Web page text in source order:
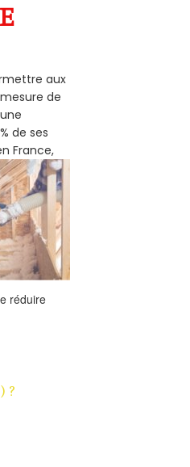
aux
de
de ses
France,
réduire
?